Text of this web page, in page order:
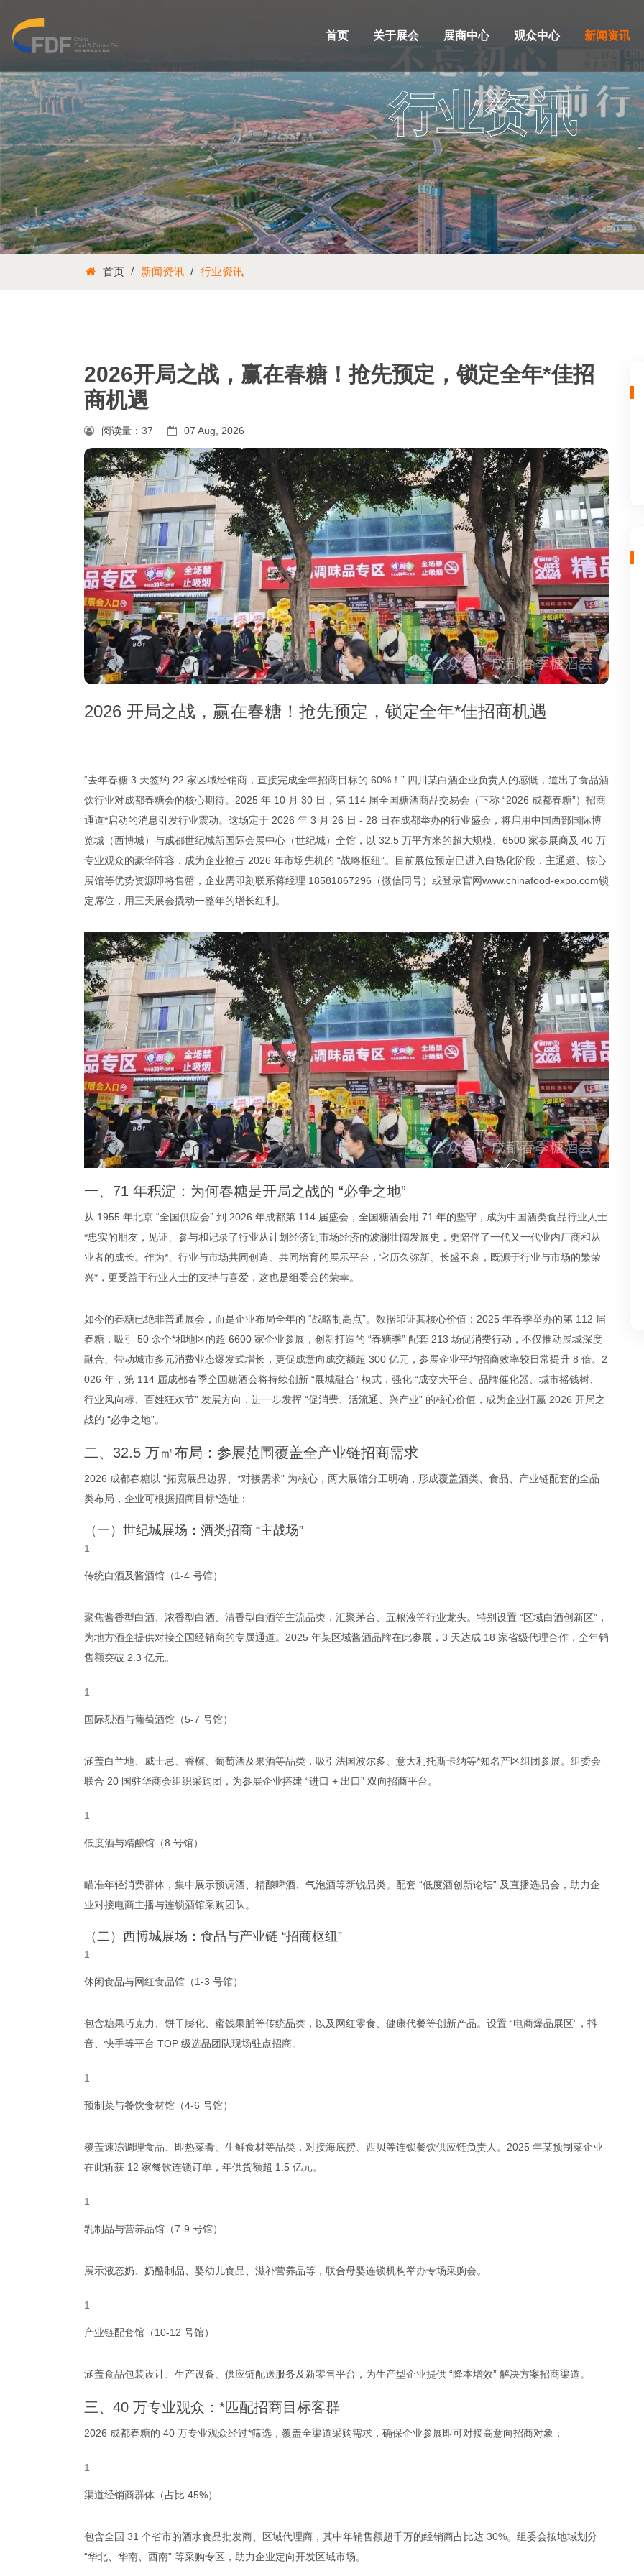
首页 关于展会 展商中心 观众中心 新闻资讯
行业资讯
首页 新闻资讯 行业资讯
2026开局之战，赢在春糖！抢先预定，锁定全年*佳招
商机遇
阅读量： 37 07 Aug, 2026
2026 开局之战，赢在春糖！抢先预定，锁定全年*佳招商机遇
“去年春糖 3 天签约 22 家区域经销商，直接完成全年招商目标的 60%！” 四川某白酒企业负责人的感慨，道出了食品酒
饮行业对成都春糖会的核心期待。2025 年 10 月 30 日，第 114 届全国糖酒商品交易会（下称 “2026 成都春糖”）招商
通道*启动的消息引发行业震动。这场定于 2026 年 3 月 26 日 - 28 日在成都举办的行业盛会，将启用中国西部国际博
览城（西博城）与成都世纪城新国际会展中心（世纪城）全馆，以 32.5 万平方米的超大规模、6500 家参展商及 40 万
专业观众的豪华阵容，成为企业抢占 2026 年市场先机的 “战略枢纽”。目前展位预定已进入白热化阶段，主通道、核心
展馆等优势资源即将售罄，企业需即刻联系蒋经理 18581867296（微信同号）或登录官网www.chinafood-expo.com锁
定席位，用三天展会撬动一整年的增长红利。
一、71 年积淀：为何春糖是开局之战的 “必争之地”
从 1955 年北京 “全国供应会” 到 2026 年成都第 114 届盛会，全国糖酒会用 71 年的坚守，成为中国酒类食品行业人士
*忠实的朋友，见证、参与和记录了行业从计划经济到市场经济的波澜壮阔发展史，更陪伴了一代又一代业内厂商和从
业者的成长。作为*、行业与市场共同创造、共同培育的展示平台，它历久弥新、长盛不衰，既源于行业与市场的繁荣
兴*，更受益于行业人士的支持与喜爱，这也是组委会的荣幸。
如今的春糖已绝非普通展会，而是企业布局全年的 “战略制高点”。数据印证其核心价值：2025 年春季举办的第 112 届
春糖，吸引 50 余个*和地区的超 6600 家企业参展，创新打造的 “春糖季” 配套 213 场促消费行动，不仅推动展城深度
融合、带动城市多元消费业态爆发式增长，更促成意向成交额超 300 亿元，参展企业平均招商效率较日常提升 8 倍。2
026 年，第 114 届成都春季全国糖酒会将持续创新 “展城融合” 模式，强化 “成交大平台、品牌催化器、城市摇钱树、
行业风向标、百姓狂欢节” 发展方向，进一步发挥 “促消费、活流通、兴产业” 的核心价值，成为企业打赢 2026 开局之
战的 “必争之地”。
二、32.5 万㎡布局：参展范围覆盖全产业链招商需求
2026 成都春糖以 “拓宽展品边界、*对接需求” 为核心，两大展馆分工明确，形成覆盖酒类、食品、产业链配套的全品
类布局，企业可根据招商目标*选址：
（一）世纪城展场：酒类招商 “主战场”
传统白酒及酱酒馆（1-4 号馆）
聚焦酱香型白酒、浓香型白酒、清香型白酒等主流品类，汇聚茅台、五粮液等行业龙头。特别设置 “区域白酒创新区”，
为地方酒企提供对接全国经销商的专属通道。2025 年某区域酱酒品牌在此参展，3 天达成 18 家省级代理合作，全年销
售额突破 2.3 亿元。
国际烈酒与葡萄酒馆（5-7 号馆）
涵盖白兰地、威士忌、香槟、葡萄酒及果酒等品类，吸引法国波尔多、意大利托斯卡纳等*知名产区组团参展。组委会
联合 20 国驻华商会组织采购团，为参展企业搭建 “进口 + 出口” 双向招商平台。
低度酒与精酿馆（8 号馆）
瞄准年轻消费群体，集中展示预调酒、精酿啤酒、气泡酒等新锐品类。配套 “低度酒创新论坛” 及直播选品会，助力企
业对接电商主播与连锁酒馆采购团队。
（二）西博城展场：食品与产业链 “招商枢纽”
休闲食品与网红食品馆（1-3 号馆）
包含糖果巧克力、饼干膨化、蜜饯果脯等传统品类，以及网红零食、健康代餐等创新产品。设置 “电商爆品展区”，抖
音、快手等平台 TOP 级选品团队现场驻点招商。
预制菜与餐饮食材馆（4-6 号馆）
覆盖速冻调理食品、即热菜肴、生鲜食材等品类，对接海底捞、西贝等连锁餐饮供应链负责人。2025 年某预制菜企业
在此斩获 12 家餐饮连锁订单，年供货额超 1.5 亿元。
乳制品与营养品馆（7-9 号馆）
展示液态奶、奶酪制品、婴幼儿食品、滋补营养品等，联合母婴连锁机构举办专场采购会。
产业链配套馆（10-12 号馆）
涵盖食品包装设计、生产设备、供应链配送服务及新零售平台，为生产型企业提供 “降本增效” 解决方案招商渠道。
三、40 万专业观众：*匹配招商目标客群
2026 成都春糖的 40 万专业观众经过*筛选，覆盖全渠道采购需求，确保企业参展即可对接高意向招商对象：
渠道经销商群体（占比 45%）
包含全国 31 个省市的酒水食品批发商、区域代理商，其中年销售额超千万的经销商占比达 30%。组委会按地域划分
“华北、华南、西南” 等采购专区，助力企业定向开发区域市场。